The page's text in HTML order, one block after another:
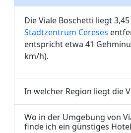
Die Viale Boschetti liegt
Stadtzentrum Cereses
entspricht etwa 41
km/h).
In welcher Region liegt die
Wo in der Umgebung von
finde ich ein günstiges